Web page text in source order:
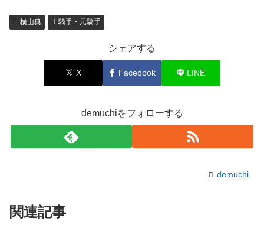
横山典 騎手・元騎手
シェアする
X Facebook LINE
demuchiをフォローする
demuchi
関連記事